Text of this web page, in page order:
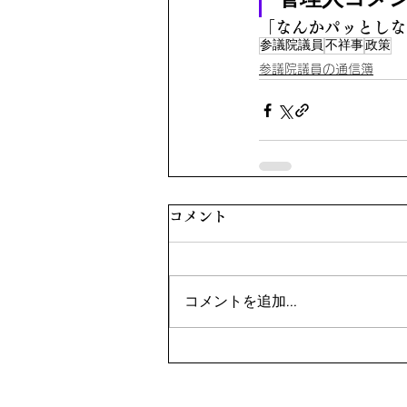
「なんかパッとし
参議院議員 不祥事政策
参議院議員の通信簿
コメント
コメントを追加…